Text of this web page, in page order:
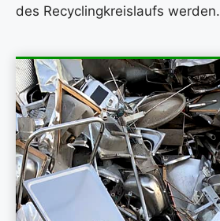
des Recyclingkreislaufs werden.